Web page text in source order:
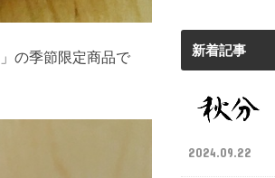
」の季節限定商品で
新着記事
2024.09.22